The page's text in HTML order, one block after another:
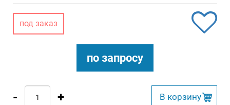
под заказ
по запросу
- + B корзину